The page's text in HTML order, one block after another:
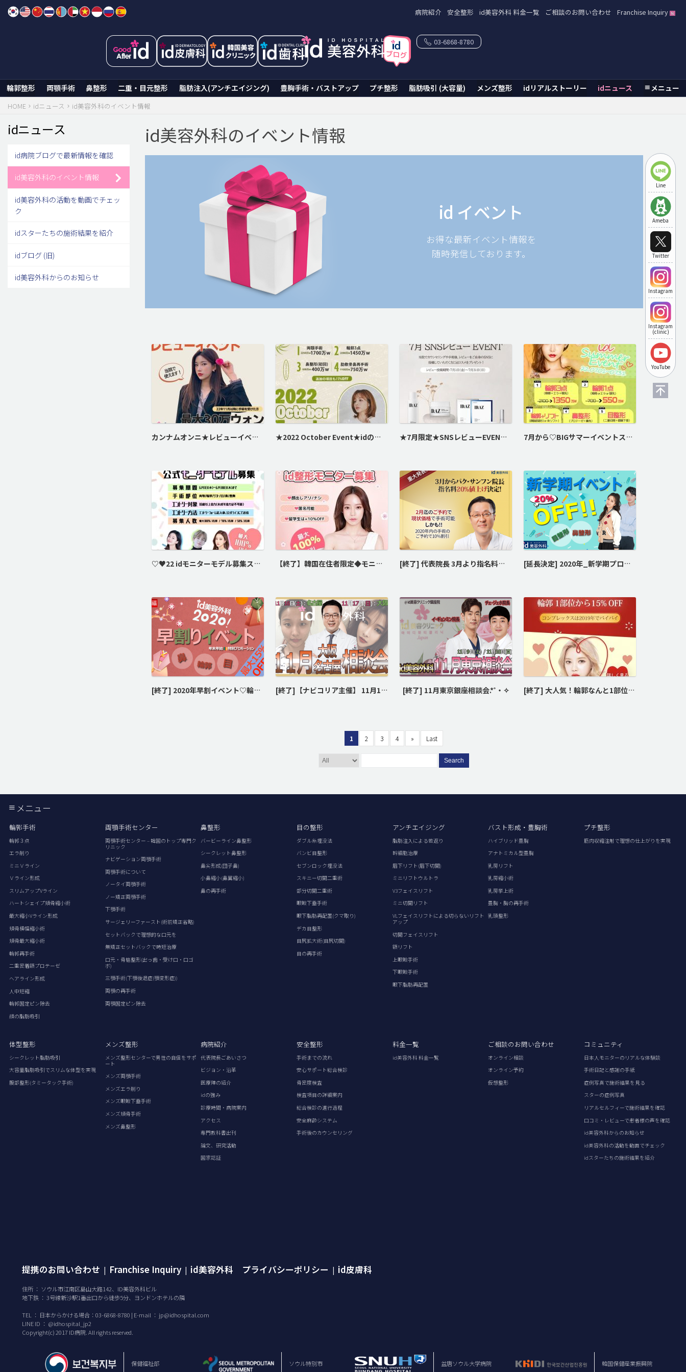
Skip
病院紹介 安全整形 id美容外科 料金一覧 ご相談のお問い合わせ Franchise Inquiry
輪郭整形 両顎手術 鼻整形 二重・目元整形 脂肪注入(アンチエイジング) 豊胸手術・バストアップ プチ整形 脂肪吸引 (大容量) メンズ整形 idリアルストーリー idニュース メニュー
03-6868-8780
Line
Ameba
Twitter
Instagram
Instagram
(clinic)
YouTube
HOME idニュース id美容外科のイベント情報
id美容外科のイベント情報
id イベント
お得な最新イベント情報を
随時発信しております。
カンナムオンニ★レビューイベント実施★ ★2022 October Event★idの秋イベント開催！ ★7月限定★SNSレビューEVENT実施♥ 7月から♡BIGサマーイベントスタート♡！！！
♡♥22 idモニターモデル募集スタート♡♥ 【終了】韓国在住者限定◆モニターモデル大募集！ [終了] 代表院長 3月より指名料増加に伴い最終割引きイベント実施! [延長決定] 2020年_新学期プロモーション☆⋆*
[終了] 2020年早割イベント♡輪郭整形・鼻整形・目整形♡ [終了]【ナビコリア主催】 11月16日(土) 名古屋 / 11月17日(日) 大阪相談会のご案内☆ [終了] 11月東京銀座相談会.*˚‧✧ [終了] 大人気！輪郭なんと1部位から15% OFF!!
1 2 3 4 » Last
Search
idニュース
id病院ブログで最新情報を確認
id美容外科のイベント情報
id美容外科の活動を動画でチェッ
ク
idスターたちの施術結果を紹介
idブログ (旧)
id美容外科からのお知らせ
メニュー
輪郭手術
輪郭３点
エラ削り
ミニＶライン
Ｖライン形成
スリムアップVライン
ハートシェイプ頬骨縮小術
最大縮小Vライン形成
頬骨横幅縮小術
頬骨最大縮小術
輪郭再手術
二重密着額プロテーゼ
ヘアライン形成
人中短縮
輪郭固定ピン除去
顔の脂肪吸引
両顎手術センター
両顎手術センター – 韓国のトップ専門ク
リニック
ナビゲーション両顎手術
両顎手術について
ノータイ両顎手術
ノー矯正両顎手術
下顎手術
サージェリーファースト(術前矯正省略)
セットバックで理想的な口元を
無矯正セットバックで時短治療
口元・骨格整形(出っ歯・受け口・口ゴ
ボ)
三顎手術(下顎後退症(顎変形症))
両顎の再手術
両顎固定ピン除去
鼻整形
バービーライン鼻整形
シークレット鼻整形
鼻尖形成(団子鼻)
小鼻縮小(鼻翼縮小)
鼻の再手術
目の整形
ダブル糸埋没法
バンビ目整形
セブンロック埋没法
スキニー切開二重術
部分切開二重術
眼瞼下垂手術
眼下脂肪再配置(クマ取り)
デカ目整形
目尻拡大術(目尻切開)
目の再手術
アンチエイジング
脂肪注入による若返り
幹細胞治療
眉下リフト(眉下切開)
ミニリフトウルトラ
V3フェイスリフト
ミニ切開リフト
VLフェイスリフトによる切らないリフト
アップ
切開フェイスリフト
額リフト
上眼瞼手術
下眼瞼手術
眼下脂肪再配置
バスト形成・豊胸術
ハイブリッド豊胸
アナトミカル型豊胸
乳房リフト
乳房縮小術
乳房挙上術
豊胸・胸の再手術
乳頭整形
プチ整形
筋肉収縮注射で理想の仕上がりを実現
体型整形
シークレット脂肪吸引
大容量脂肪吸引でスリムな体型を実現
腹部整形(タミータック手術)
メンズ整形
メンズ整形センターで男性の自信をサポ
ート
メンズ両顎手術
メンズエラ削り
メンズ眼瞼下垂手術
メンズ頬骨手術
メンズ鼻整形
病院紹介
代表院長ごあいさつ
ビジョン・沿革
医療陣の紹介
idの強み
診療時間・病院案内
アクセス
専門教科書出刊
論文、研究活動
国家認証
安全整形
手術までの流れ
安心サポート総合検診
骨密度検査
検査項目の詳細案内
総合検診の進行過程
安全麻酔システム
手術後のカウンセリング
料金一覧
id美容外科 料金一覧
ご相談のお問い合わせ
オンライン相談
オンライン予約
仮想整形
コミュニティ
日本人モニターのリアルな体験談
手術日記と感謝の手紙
症例写真で施術結果を見る
スターの症例写真
リアルセルフィーで施術結果を確認
口コミ・レビューで患者様の声を確認
id美容外科からのお知らせ
id美容外科の活動を動画でチェック
idスターたちの施術結果を紹介
提携のお問い合わせ | Franchise Inquiry | id美容外科 プライバシーポリシー | id皮膚科
住所 ： ソウル市江南区島山大路142、ID美容外科ビル
地下鉄 ： 3号線新沙駅1番出口から徒歩5分、ヨンドンホテルの隣
TEL ： 日本からかける場合：03-6868-8780 | E-mail ： jp@idhospital.com
LINE ID ： @idhospital_jp2
Copyright(c) 2017 ID病院. All rights reserved.
保健福祉部 ソウル特別市 盆唐ソウル大学病院 韓国保健産業振興院